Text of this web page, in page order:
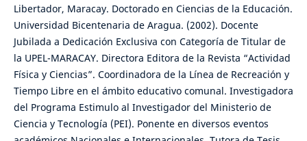
Libertador, Maracay. Doctorado en Ciencias de la Educación.
Universidad Bicentenaria de Aragua. (2002). Docente
Jubilada a Dedicación Exclusiva con Categoría de Titular de
la UPEL-MARACAY. Directora Editora de la Revista “Actividad
Física y Ciencias”. Coordinadora de la Línea de Recreación y
Tiempo Libre en el ámbito educativo comunal. Investigadora
del Programa Estimulo al Investigador del Ministerio de
Ciencia y Tecnología (PEI). Ponente en diversos eventos